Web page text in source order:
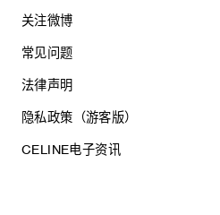
关注微博
常见问题
法律声明
隐私政策（游客版）
CELINE电子资讯